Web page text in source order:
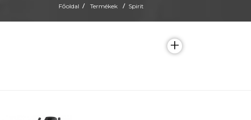
Főoldal / Termékek / Spirit
+